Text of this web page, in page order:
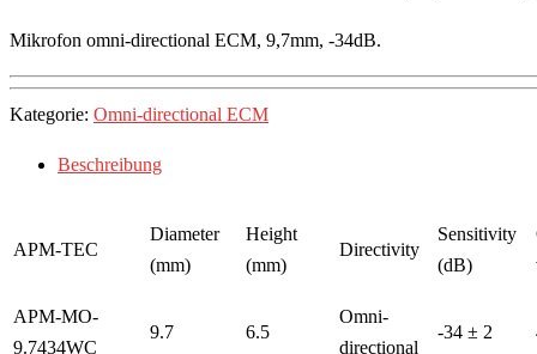
Mikrofon omni-directional ECM, 9,7mm, -34dB.
Kategorie: Omni-directional ECM
Beschreibung
APM-TEC
Diameter
(mm)
Height
(mm)
Directivity
Sensitivity
(dB)
APM-MO-
9.7434WC
9.7 6.5
Omni-
directional
-34 ± 2